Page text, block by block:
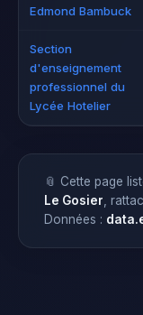
Edmond Bambuck
Section
d'enseignement
professionnel du
Lycée Hotelier
📎 Cette page
Le Gosier ,
Données :